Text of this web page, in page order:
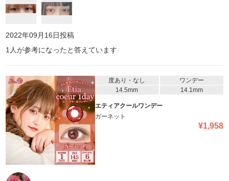
2022年09月16日投稿
1 人が参考になったと答えています
度あり・なし
ワンデー
14.5mm
14.1mm
エティアクールワンデー
ガーネット
¥1,958